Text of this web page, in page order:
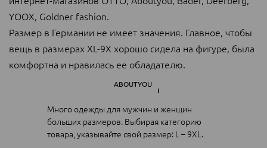
YOOX, Goldner fashion.
Размер в Германии не имеет значения. Главное, чтобы
вещь в размерах XL-9X хорошо сидела на фигуре, была
комфортна и нравилась ее обладателю.
ABOUTYOU
Много одежды для мужчин и женщин
больших размеров. Выбирая категорию
товара, указывайте свой размер: L – 9XL.